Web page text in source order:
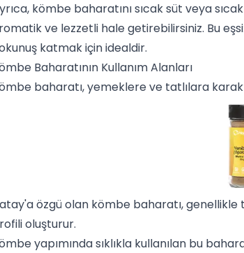
kömbe baharatını sıcak süt veya
ve lezzetli hale getirebilirsiniz. Bu
katmak için idealdir.
Baharatının Kullanım Alanları
baharatı, yemeklere ve tatlılara
özgü olan kömbe baharatı,
oluşturur.
yapımında sıklıkla kullanılan bu